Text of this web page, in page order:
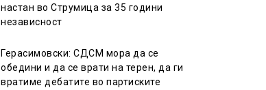
настан во Струмица за 35 години
независност
Герасимовски: СДСМ мора да се
обедини и да се врати на терен, да ги
вратиме дебатите во партиските